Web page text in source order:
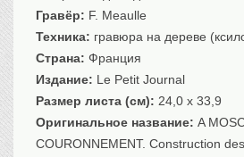
Севастополь, Крым
Ценные бумаги
Гражданская мода
Униформа
Охота. Флора. Фауна
Гравёр: F. Meaulle
Техника: гравюра на дереве
Страна: Франция
Издание: Le Petit Journal
Размер листа (см): 24,0 x 33,9
Оригинальное название: A
COURONNEMENT. Construction